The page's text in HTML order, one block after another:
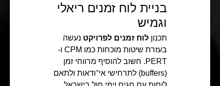
בניית לוח זמנים ריאלי
וגמיש
תכנון לוח זמנים לפרויקט נעשה
בעזרת שיטות מוכחות כמו CPM ו-
PERT. חשוב להוסיף מרווחי זמן
(buffers) לתרחישי אי־ודאות ולתאם